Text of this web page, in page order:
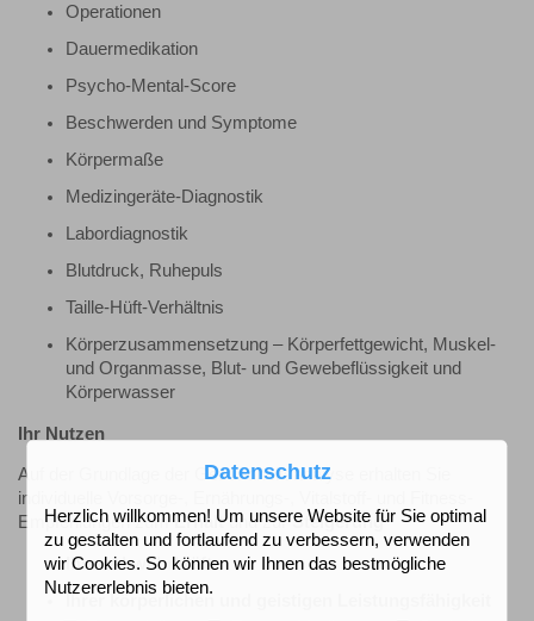
Operationen
Dauermedikation
Psycho-Mental-Score
Beschwerden und Symptome
Körpermaße
Medizingeräte-Diagnostik
Labordiagnostik
Blutdruck, Ruhepuls
Taille-Hüft-Verhältnis
Körperzusammensetzung – Körperfettgewicht, Muskel-
und Organmasse, Blut- und Gewebeflüssigkeit und
Körperwasser
Ihr Nutzen
Auf der Grundlage der Gesundheitsanalyse erhalten Sie
individuelle Vorsorge-, Ernährungs-, Vitalstoff- und Fitness-
Empfehlungen zumErhaltund zurSteigerung
Ihrer Abwehrkräfte
Datenschutz
Herzlich willkommen! Um unsere Website für Sie optimal
zu gestalten und fortlaufend zu verbessern, verwenden
wir Cookies. So können wir Ihnen das bestmögliche
Nutzererlebnis bieten.